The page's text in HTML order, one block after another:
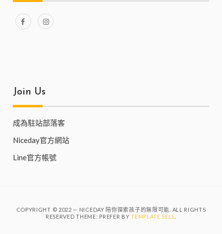
Join Us
成為駐站部落客
Niceday官方網站
Line官方帳號
COPYRIGHT © 2022 — NICEDAY 陪你探索孩子的無限可能. ALL RIGHTS
RESERVED THEME: PREFER BYTEMPLATE SELL